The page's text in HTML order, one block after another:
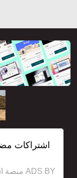
ADS BY منصة استقل للإعلانات وخدمات السيو